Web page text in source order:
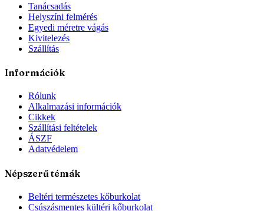
Tanácsadás
Helyszíni felmérés
Egyedi méretre vágás
Kivitelezés
Szállítás
Információk
Rólunk
Alkalmazási információk
Cikkek
Szállítási feltételek
ÁSZF
Adatvédelem
Népszerű témák
Beltéri természetes kőburkolat
Csúszásmentes kültéri kőburkolat